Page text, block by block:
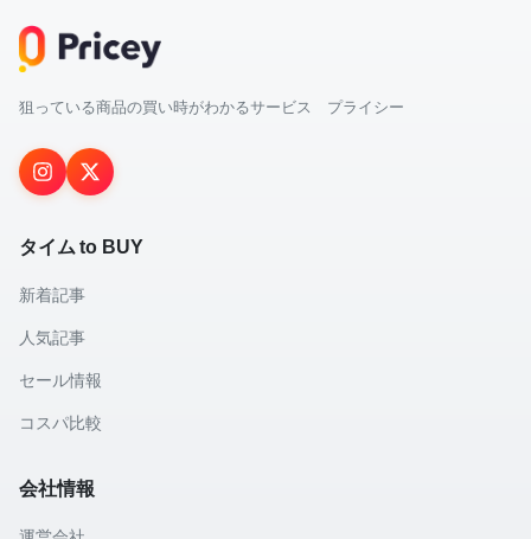
狙っている商品の買い時がわかるサービス プライシー
タイム to BUY
新着記事
人気記事
セール情報
コスパ比較
会社情報